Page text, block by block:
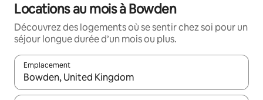
Locations au mois à Bowden
Découvrez des logements où se sentir chez soi pour un
séjour longue durée d’un mois ou plus.
Emplacement
Quand les résultats sont affichés, parcourez-les en utilisant